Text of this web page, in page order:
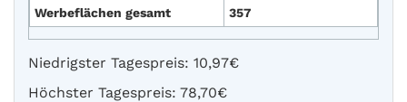
Werbeflächen gesamt
357
Niedrigster Tagespreis: 10,97€
Höchster Tagespreis: 78,70€